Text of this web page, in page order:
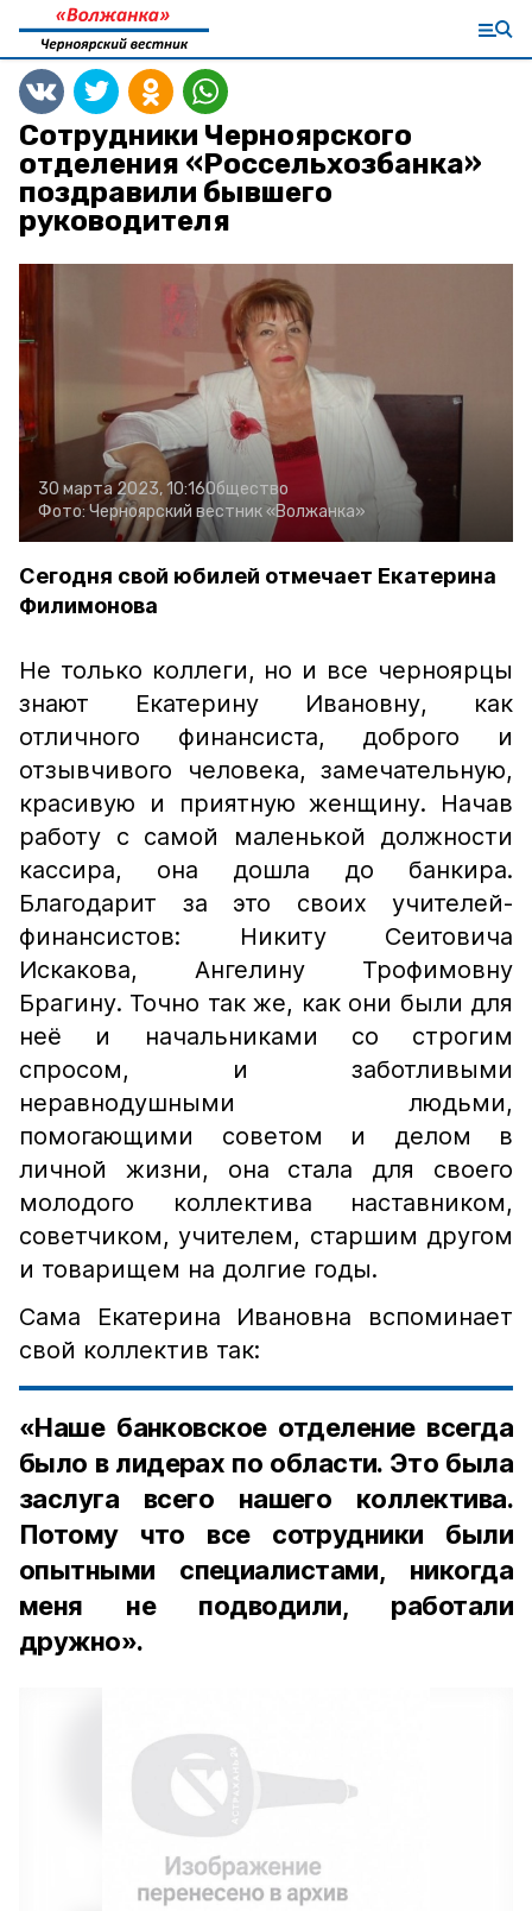
Сотрудники Черноярского
отделения «Россельхозбанка»
поздравили бывшего
руководителя
30 марта 2023, 10:16Общество
Фото: Черноярский вестник «Волжанка»
Сегодня свой юбилей отмечает Екатерина
Филимонова
Не только коллеги, но и все черноярцы
знают Екатерину Ивановну, как
отличного финансиста, доброго и
отзывчивого человека, замечательную,
красивую и приятную женщину. Начав
работу с самой маленькой должности
кассира, она дошла до банкира.
Благодарит за это своих учителей-
финансистов: Никиту Сеитовича
Искакова, Ангелину Трофимовну
Брагину. Точно так же, как они были для
неё и начальниками со строгим
спросом, и заботливыми
неравнодушными людьми,
помогающими советом и делом в
личной жизни, она стала для своего
молодого коллектива наставником,
советчиком, учителем, старшим другом
и товарищем на долгие годы.
Сама Екатерина Ивановна вспоминает
свой коллектив так:
«Наше банковское отделение всегда
было в лидерах по области. Это была
заслуга всего нашего коллектива.
Потому что все сотрудники были
опытными специалистами, никогда
меня не подводили, работали
дружно».